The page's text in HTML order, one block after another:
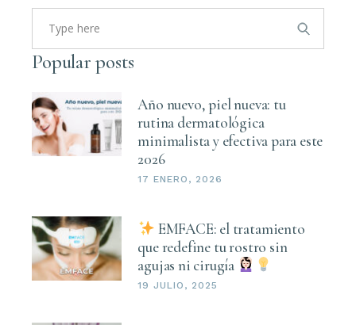
Search
for:
Popular posts
Año nuevo, piel nueva: tu
rutina dermatológica
minimalista y efectiva para este
2026
17 ENERO, 2026
EMFACE: el tratamiento
que redefine tu rostro sin
agujas ni cirugía
19 JULIO, 2025